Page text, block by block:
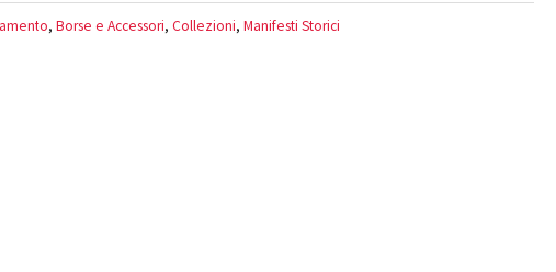
, Borse e Accessori, Collezioni, Manifesti Storici